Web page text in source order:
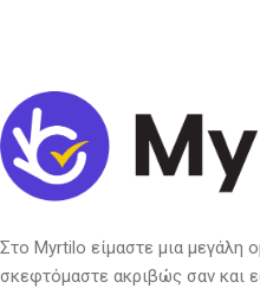
Στο Myrtilo είμαστε μια μεγάλη
σκεφτόμαστε ακριβώς σαν και